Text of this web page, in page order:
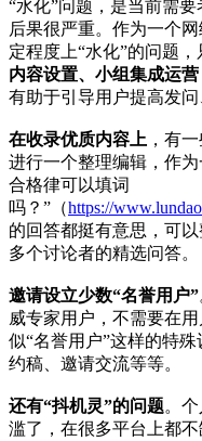
“水化”问题，是当前需要
后果很严重。作为一个
定程度上“水化”的问题
内容设置、小组集成运营
有助于引导用户提高发问
在收录优质内容上 ，有
进行一个整理编辑，作
合格律可以填词
吗？”（https://
的回答都挺有意思，可
多个讨论者的精选问答。
邀请设立少数“名誉用户”
威专家用户，不需要在
似“名誉用户”这样的特
约稿、邀请交流等等。
还有“抖机灵”的问题。
滥了，在很多平台上都